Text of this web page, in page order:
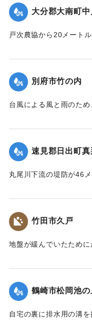
｜固有コード:
大分郡大南町中
戸次農協から20メート
った。
【出典：大分合同新聞
｜固有コード:00653011
別府市竹の内
台風による風と雨のた
助かった。
【出典：大分合同新聞
｜固有コード: 00653012
速見郡日出町真
丸尾川下流の堤防が46
た。
【出典：大分合同新聞
｜固有コード: 00653013
竹田市久戸
地盤が緩んでいたため
が巻き込まれ下敷きと
った。
【出典：大分合同新聞
鶴崎市松岡池の
自宅の裏に排水用の溝